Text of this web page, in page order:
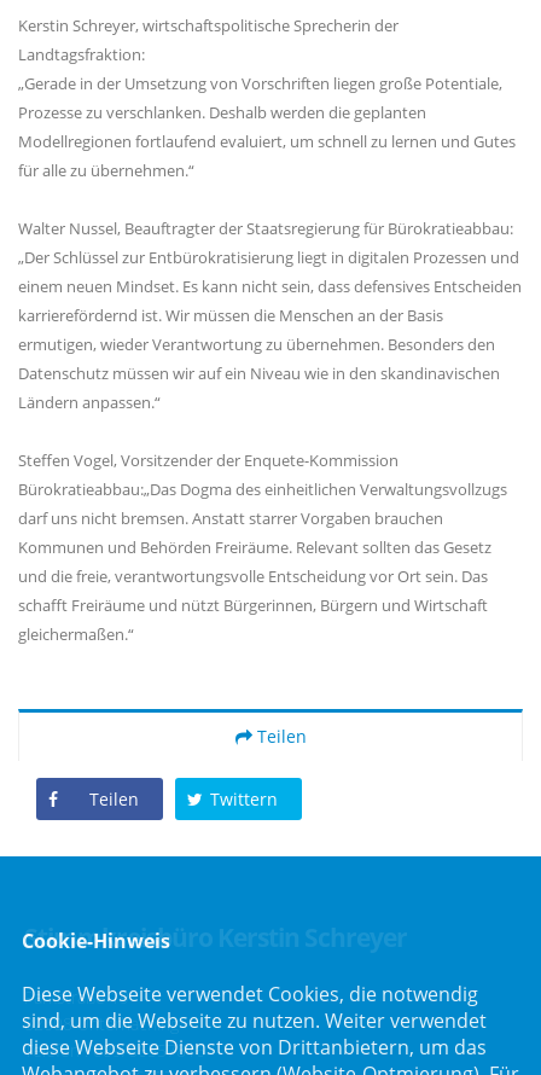
Kerstin Schreyer, wirtschaftspolitische Sprecherin der
Landtagsfraktion:
Gerade in der Umsetzung von Vorschriften liegen große Potentiale,
Prozesse zu verschlanken. Deshalb werden die geplanten
Modellregionen fortlaufend evaluiert, um schnell zu lernen und Gutes
für alle zu übernehmen.“
Walter Nussel, Beauftragter der Staatsregierung für Bürokratieabbau:
Der Schlüssel zur Entbürokratisierung liegt in digitalen Prozessen und
einem neuen Mindset. Es kann nicht sein, dass defensives Entscheiden
karrierefördernd ist. Wir müssen die Menschen an der Basis
ermutigen, wieder Verantwortung zu übernehmen. Besonders den
Datenschutz müssen wir auf ein Niveau wie in den skandinavischen
Ländern anpassen.“
Steffen Vogel, Vorsitzender der Enquete-Kommission
Bürokratieabbau:„Das Dogma des einheitlichen Verwaltungsvollzugs
darf uns nicht bremsen. Anstatt starrer Vorgaben brauchen
Kommunen und Behörden Freiräume. Relevant sollten das Gesetz
und die freie, verantwortungsvolle Entscheidung vor Ort sein. Das
schafft Freiräume und nützt Bürgerinnen, Bürgern und Wirtschaft
gleichermaßen.“
Teilen
Teilen Twittern
Stimmkreisbüro Kerstin Schreyer
Parkstraße 19
82008 Unterhaching
Telefon :089/66557816
Cookie-Hinweis
Diese Webseite verwendet Cookies, die notwendig
sind, um die Webseite zu nutzen. Weiter verwendet
diese Webseite Dienste von Drittanbietern, um das